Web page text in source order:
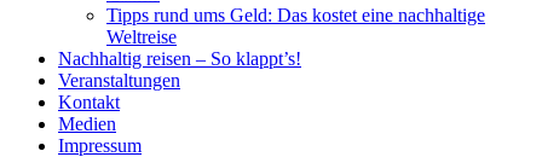
Tipps rund ums Geld: Das kostet eine nachhaltige
Weltreise
Nachhaltig reisen – So klappt’s!
Veranstaltungen
Kontakt
Medien
Impressum